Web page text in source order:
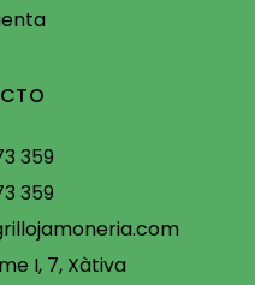
359
359
I, 7, Xàtiva